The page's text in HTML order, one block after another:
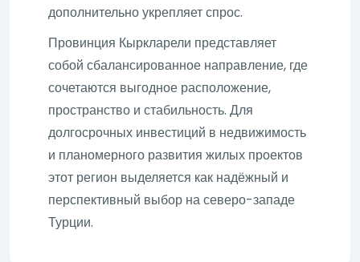
дополнительно укрепляет спрос.
Провинция Кыркларели представляет
собой сбалансированное направление, где
сочетаются выгодное расположение,
пространство и стабильность. Для
долгосрочных инвестиций в недвижимость
и планомерного развития жилых проектов
этот регион выделяется как надёжный и
перспективный выбор на северо-западе
Турции.